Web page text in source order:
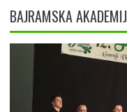
BAJRAMSKA